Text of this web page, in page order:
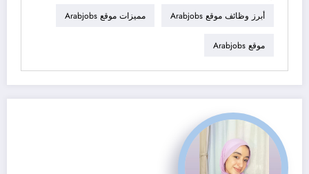
أبرز وظائف موقع Arabjobs مميزات موقع Arabjobs
موقع Arabjobs